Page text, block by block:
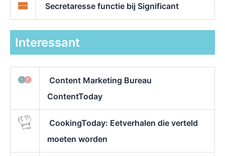
Secretaresse functie bij Significant
Interessant
Content Marketing Bureau
ContentToday
CookingToday: Eetverhalen die verteld
moeten worden